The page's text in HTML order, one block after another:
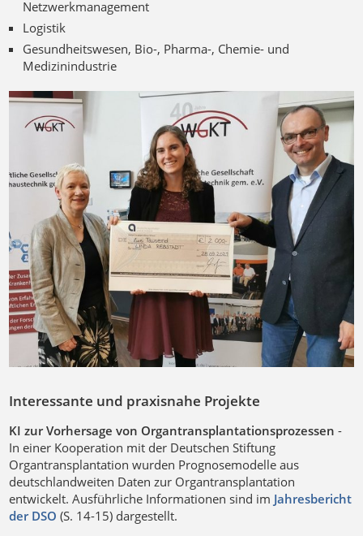
Netzwerkmanagement
Logistik
Gesundheitswesen, Bio-, Pharma-, Chemie- und
Medizinindustrie
Interessante und praxisnahe Projekte
KI zur Vorhersage von Organtransplantationsprozessen -
In einer Kooperation mit der Deutschen Stiftung
Organtransplantation wurden Prognosemodelle aus
deutschlandweiten Daten zur Organtransplantation
entwickelt. Ausführliche Informationen sind im Jahresbericht
der DSO (S. 14-15) dargestellt.